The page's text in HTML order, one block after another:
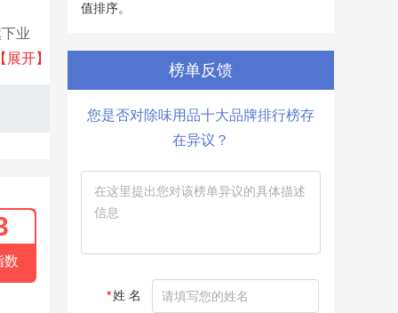
业
门禁
【展开】
数
值排序。
榜单反馈
您是否对除味用品十大品牌排行榜存
在异议？
*姓 名